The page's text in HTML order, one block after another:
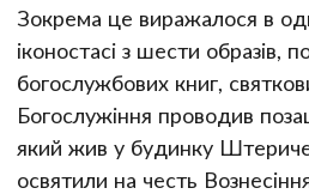
Зокрема це виражалося в
іконостасі з шести образів,
богослужбових книг,
Богослужіння проводив
який жив у будинку
освятили на честь